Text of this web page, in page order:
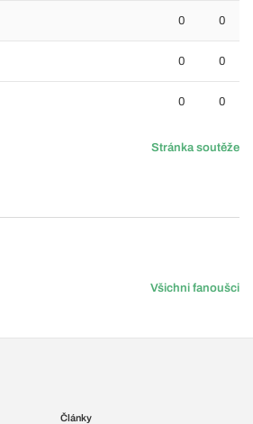
0 0
0 0
0 0
Stránka soutěže
Všichni fanoušci
Články